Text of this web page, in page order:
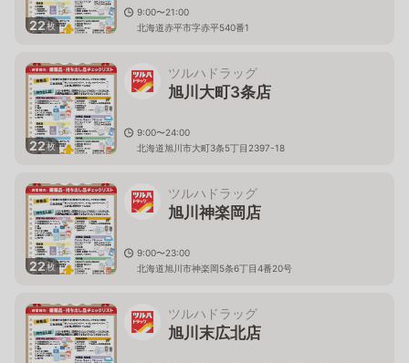
22枚
9:00〜21:00
北海道赤平市字赤平540番1
22枚
ツルハドラッグ
旭川大町3条店
9:00〜24:00
北海道旭川市大町3条5丁目2397-18
22枚
ツルハドラッグ
旭川神楽岡店
9:00〜23:00
北海道旭川市神楽岡5条6丁目4番20号
ツルハドラッグ
旭川末広北店